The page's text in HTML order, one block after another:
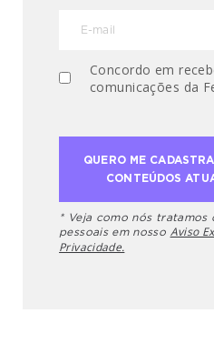
Concordo em
comunicações da
* Veja como nós tratamos
pessoais em nosso Aviso
Privacidade.